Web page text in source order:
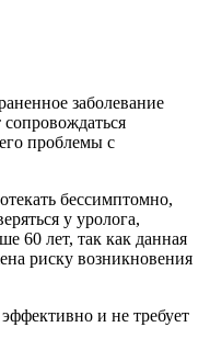
заболевание
проблемы с
бессимптомно,
у уролога,
60 лет, так как данная
риску возникновения
и не требует